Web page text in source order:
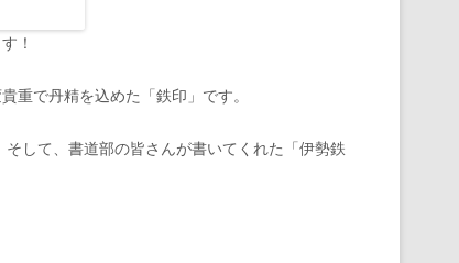
！
重で丹精を込めた「鉄印」です。
して、書道部の皆さんが書いてくれた「伊勢鉄